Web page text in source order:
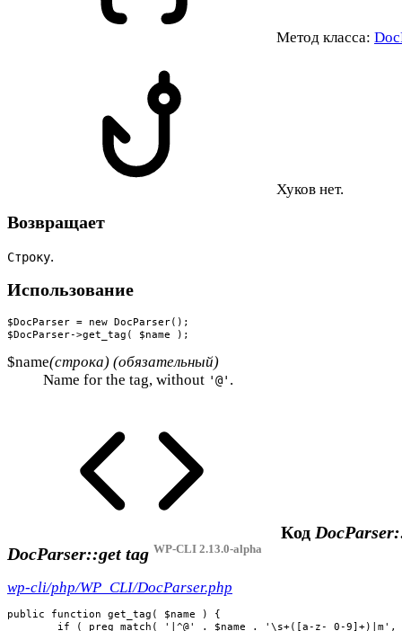
Метод класса:
Хуков нет.
Возвращает
Строку.
Использование
$DocParser = new DocParser();
$DocParser->get_tag( $name );
$name(строка) (обязательный)
Name for the tag, without '@' .
Код
DocParser::get tag WP-CLI 2.13.0-alpha
wp-cli/php/WP_CLI/DocParser.php
public function get_tag( $name ) {